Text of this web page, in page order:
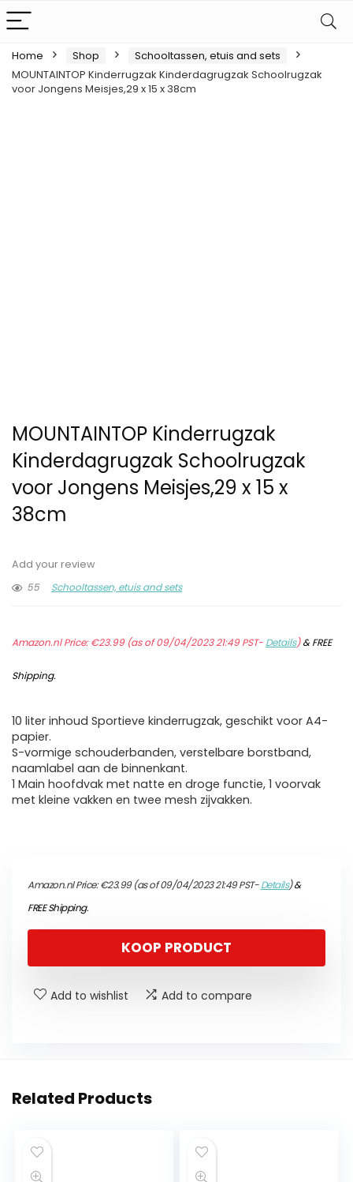
Home Shop
Schooltassen, etuis and sets
MOUNTAINTOP Kinderrugzak Kinderdagrugzak Schoolrugzak
voor Jongens Meisjes,29 x 15 x 38cm
MOUNTAINTOP Kinderrugzak
Kinderdagrugzak Schoolrugzak
voor Jongens Meisjes,29 x 15 x
38cm
Add your review
55
Schooltassen, etuis and sets
Amazon.nl Price:€23.99(as of 09/04/2023 21:49 PST- Details)&FREE
Shipping.
10 liter inhoud Sportieve kinderrugzak, geschikt voor A4-
papier.
S-vormige schouderbanden, verstelbare borstband,
naamlabel aan de binnenkant.
1 Main hoofdvak met natte en droge functie, 1 voorvak
met kleine vakken en twee mesh zijvakken.
Amazon.nl Price:€23.99(as of 09/04/2023 21:49 PST-Details)&
FREE Shipping.
KOOP PRODUCT
Add to wishlist Add to compare
Related Products